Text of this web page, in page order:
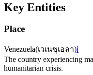
Key Entities
Place
Venezuela(เวเนซุเอลา)ℹ️
The country experiencing
humanitarian crisis.